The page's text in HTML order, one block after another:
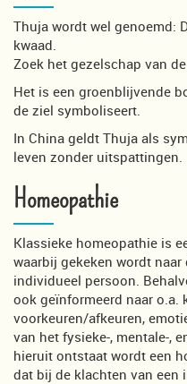
Thuja wordt wel genoemd:
kwaad.
Zoek het gezelschap van
Het is een groenblijvende
de ziel symboliseert.
In China geldt Thuja als
leven zonder uitspattingen.
Homeopathie
Klassieke homeopathie is
waarbij gekeken wordt
individueel persoon.
ook geïnformeerd naar o.a.
voorkeuren/afkeuren,
van het fysieke-, mentale-,
hieruit ontstaat wordt een
dat bij de klachten van een